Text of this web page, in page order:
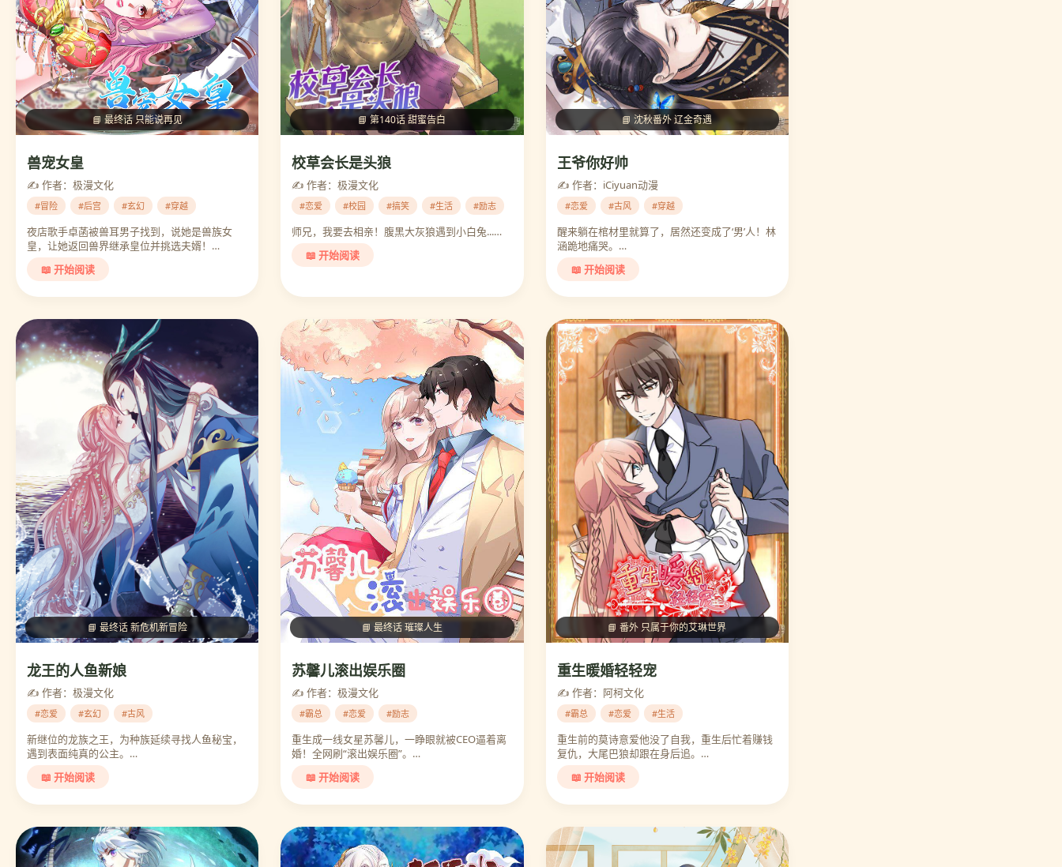
📘 最终话 只能说再见
兽宠女皇
✍️ 作者：极漫文化
#冒险 #后宫 #玄幻 #穿越
夜店歌手卓菡被兽耳男子找到，说她是兽族女
皇，让她返回兽界继承皇位并挑选夫婿！…
📖 开始阅读
📘 第140话 甜蜜告白
校草会长是头狼
✍️ 作者：极漫文化
#恋爱 #校园 #搞笑 #生活 #励志
师兄，我要去相亲！腹黑大灰狼遇到小白兔...…
📖 开始阅读
📘 沈秋番外 辽金奇遇
王爷你好帅
✍️ 作者：iCiyuan动漫
#恋爱 #古风 #穿越
醒来躺在棺材里就算了，居然还变成了‘男’人！林
涵跪地痛哭。…
📖 开始阅读
📘 最终话 新危机新冒险
龙王的人鱼新娘
✍️ 作者：极漫文化
#恋爱 #玄幻 #古风
新继位的龙族之王，为种族延续寻找人鱼秘宝，
遇到表面纯真的公主。…
📖 开始阅读
📘 最终话 璀璨人生
苏馨儿滚出娱乐圈
✍️ 作者：极漫文化
#霸总 #恋爱 #励志
重生成一线女星苏馨儿，一睁眼就被CEO逼着离
婚！全网刷“滚出娱乐圈”。…
📖 开始阅读
📘 番外 只属于你的艾琳世界
重生暖婚轻轻宠
✍️ 作者：阿柯文化
#霸总 #恋爱 #生活
重生前的莫诗意爱他没了自我，重生后忙着赚钱
复仇，大尾巴狼却跟在身后追。…
📖 开始阅读